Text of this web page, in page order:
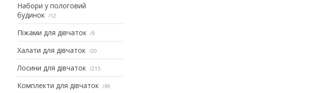
Набори у пологовий
будинок
12
Піжами для дівчаток 9
Халати для дівчаток 20
Лосини для дівчаток 215
Комплекти для дівчаток 69